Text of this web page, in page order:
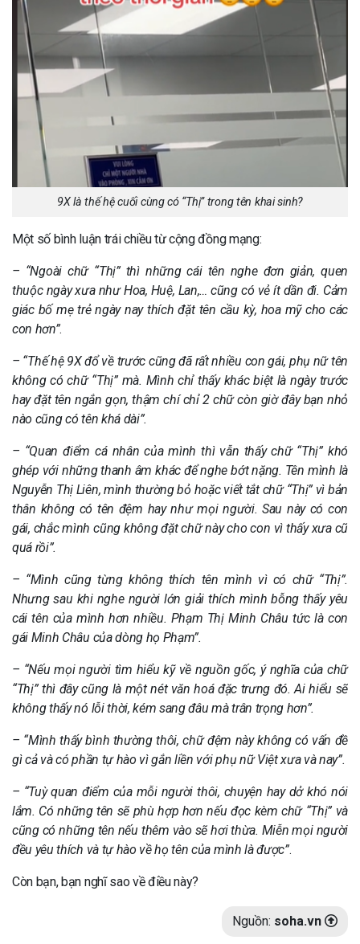
9X là thế hệ cuối cùng có “Thị” trong tên khai sinh?
Một số bình luận trái chiều từ cộng đồng mạng:
– “Ngoài chữ “Thị” thì những cái tên nghe đơn giản, quen
thuộc ngày xưa như Hoa, Huệ, Lan,… cũng có vẻ ít dần đi. Cảm
giác bố mẹ trẻ ngày nay thích đặt tên cầu kỳ, hoa mỹ cho các
con hơn”.
– “Thế hệ 9X đổ về trước cũng đã rất nhiều con gái, phụ nữ tên
không có chữ “Thị” mà. Mình chỉ thấy khác biệt là ngày trước
hay đặt tên ngắn gọn, thậm chí chỉ 2 chữ còn giờ đây bạn nhỏ
nào cũng có tên khá dài”.
– “Quan điểm cá nhân của mình thì vẫn thấy chữ “Thị” khó
ghép với những thanh âm khác để nghe bớt nặng. Tên mình là
Nguyễn Thị Liên, mình thường bỏ hoặc viết tắt chữ “Thị” vì bản
thân không có tên đệm hay như mọi người. Sau này có con
gái, chắc mình cũng không đặt chữ này cho con vì thấy xưa cũ
quá rồi”.
– “Mình cũng từng không thích tên mình vì có chữ “Thị”.
Nhưng sau khi nghe người lớn giải thích mình bỗng thấy yêu
cái tên của mình hơn nhiều. Phạm Thị Minh Châu tức là con
gái Minh Châu của dòng họ Phạm”.
– “Nếu mọi người tìm hiểu kỹ về nguồn gốc, ý nghĩa của chữ
“Thị” thì đây cũng là một nét văn hoá đặc trưng đó. Ai hiểu sẽ
không thấy nó lỗi thời, kém sang đâu mà trân trọng hơn”.
– “Mình thấy bình thường thôi, chữ đệm này không có vấn đề
gì cả và có phần tự hào vì gắn liền với phụ nữ Việt xưa và nay”.
– “Tuỳ quan điểm của mỗi người thôi, chuyện hay dở khó nói
lắm. Có những tên sẽ phù hợp hơn nếu đọc kèm chữ “Thị” và
cũng có những tên nếu thêm vào sẽ hơi thừa. Miễn mọi người
đều yêu thích và tự hào về họ tên của mình là được”.
Còn bạn, bạn nghĩ sao về điều này?
Nguồn: soha.vn